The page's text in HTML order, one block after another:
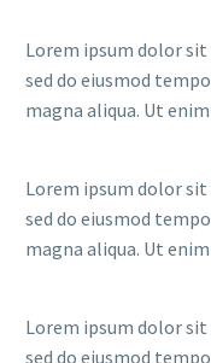
Lorem ipsum dolor
sed do eiusmod
magna aliqua. Ut enim
Lorem ipsum dolor
sed do eiusmod
magna aliqua. Ut enim
Lorem ipsum dolor
sed do eiusmod